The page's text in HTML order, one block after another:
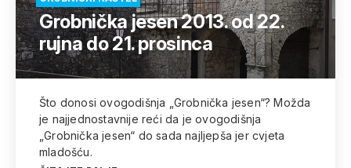
Grobnička jesen 2013. od 22.
rujna do 21. prosinca
Što donosi ovogodišnja „Grobnička jesen“? Možda
je najjednostavnije reći da je ovogodišnja
„Grobnička jesen“ do sada najljepša jer cvjeta
mladošću.